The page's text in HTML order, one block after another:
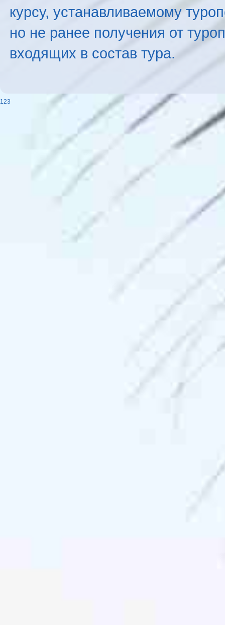
курсу, устанавливаемому
но не ранее получения от
входящих в состав тура.
123